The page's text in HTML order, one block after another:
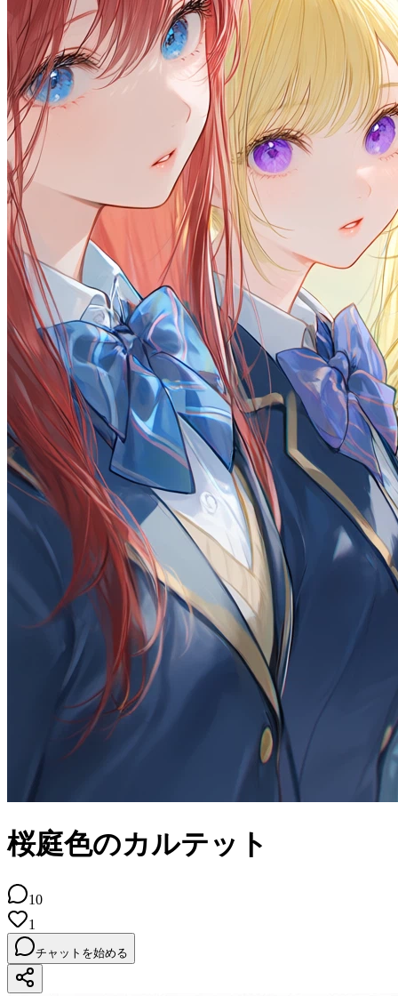
桜庭色のカルテット
10
1
チャットを始める